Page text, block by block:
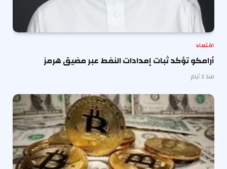
اقتصاد
أرامكو تؤكد ثبات إمدادات النفط عبر مضيق هرمز
منذ 3 أيام